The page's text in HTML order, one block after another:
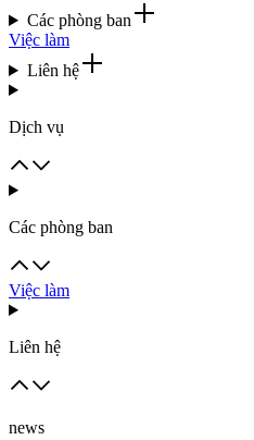
Các phòng ban
Việc làm
Liên hệ
Dịch vụ
Các phòng ban
Việc làm
Liên hệ
news